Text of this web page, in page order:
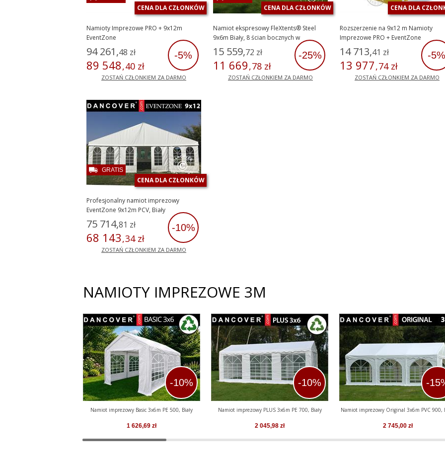
Namioty Imprezowe PRO + 9x12m
EventZone
-5%
ZOSTAŃ CZŁONKIEM ZA DARMO
94 261,48 zł
89 548,40 zł
CENA DLA CZŁONKÓW
Namiot ekspresowy FleXtents® Steel
9x6m Biały, 8 ścian bocznych w
komplecie
-25%
ZOSTAŃ CZŁONKIEM ZA DARMO
15 559,72 zł
11 669,78 zł
CENA DLA CZŁONKÓW
Rozszerzenie na 9x12 m Namioty
Imprezowe PRO + EventZone
-5%
ZOSTAŃ CZŁONKIEM ZA DARMO
14 713,41 zł
13 977,74zł
CENA DLA
Profesjonalny namiot imprezowy
EventZone 9x12m PCV, Biały
-10%
ZOSTAŃ CZŁONKIEM ZA DARMO
75 714,81 zł
68 143,34zł
CENA DLA CZŁONKÓW
GRATIS
NAMIOTY IMPREZOWE 3M
-10%
Namiot imprezowy Basic 3x6m PE 500, Biały
1 626,69 zł
-10%
Namiot imprezowy PLUS 3x6m PE 700, Biały
2 045,98 zł
-
Namiot imprezowy Original 3x6m PVC 900,
2 745,00 zł